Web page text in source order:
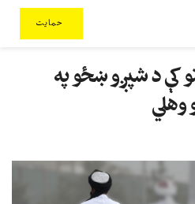
حمایت
کې د شپږو ښځو په